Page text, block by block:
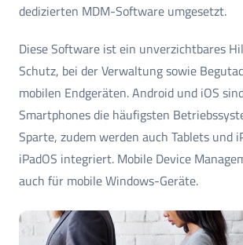
dedizierten MDM-Software umgesetzt.
Diese Software ist ein unverzichtbares
Schutz, bei der Verwaltung sowie
mobilen Endgeräten. Android und iOS
Smartphones die häufigsten
Sparte, zudem werden auch Tablets und
iPadOS integriert. Mobile Device
auch für mobile Windows-Geräte.